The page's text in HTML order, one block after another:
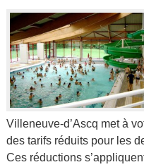
Villeneuve-d’Ascq met à
des tarifs réduits pour les
Ces réductions